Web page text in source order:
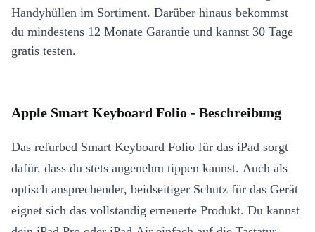
Handyhüllen im Sortiment. Darüber hinaus bekommst
du mindestens 12 Monate Garantie und kannst 30 Tage
gratis testen.
Apple Smart Keyboard Folio - Beschreibung
Das refurbed Smart Keyboard Folio für das iPad sorgt
dafür, dass du stets angenehm tippen kannst. Auch als
optisch ansprechender, beidseitiger Schutz für das Gerät
eignet sich das vollständig erneuerte Produkt. Du kannst